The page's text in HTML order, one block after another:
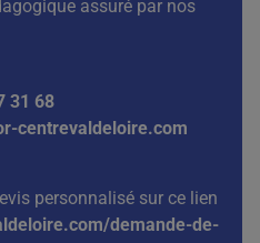
assuré par nos
31 68
centrevaldeloire.com
personnalisé sur ce lien
demande-de-